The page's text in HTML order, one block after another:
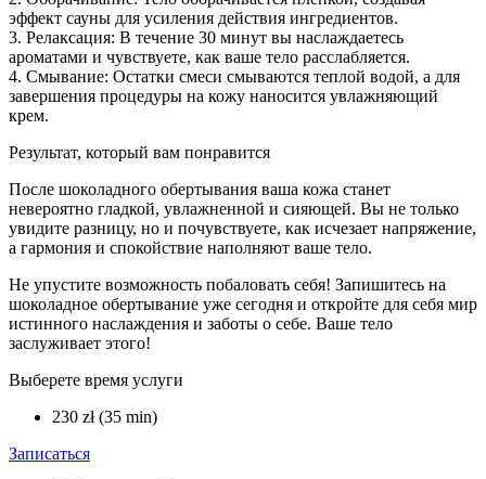
эффект сауны для усиления действия ингредиентов.
3. Релаксация: В течение 30 минут вы наслаждаетесь
ароматами и чувствуете, как ваше тело расслабляется.
4. Смывание: Остатки смеси смываются теплой водой, а для
завершения процедуры на кожу наносится увлажняющий
крем.
Результат, который вам понравится
После шоколадного обертывания ваша кожа станет
невероятно гладкой, увлажненной и сияющей. Вы не только
увидите разницу, но и почувствуете, как исчезает напряжение,
а гармония и спокойствие наполняют ваше тело.
Не упустите возможность побаловать себя! Запишитесь на
шоколадное обертывание уже сегодня и откройте для себя мир
истинного наслаждения и заботы о себе. Ваше тело
заслуживает этого!
Выберете время услуги
230 zł (35 min)
Записаться